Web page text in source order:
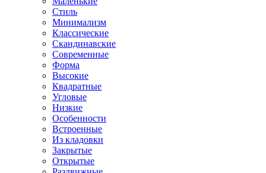
Стиль
Минимализм
Классические
Скандинавские
Современные
Форма
Высокие
Квадратные
Угловые
Низкие
Особенности
Встроенные
Из кладовки
Закрытые
Открытые